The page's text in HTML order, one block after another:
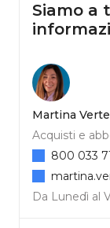
Siamo a
Martina
Acquisti e
Da Lunedì al
800 033